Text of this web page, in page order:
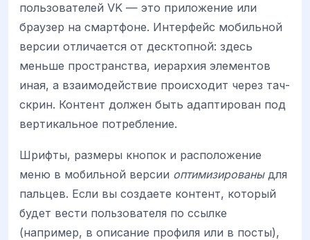
пользователей VK — это приложение или
браузер на смартфоне. Интерфейс мобильной
версии отличается от десктопной: здесь
меньше пространства, иерархия элементов
иная, а взаимодействие происходит через тач-
скрин. Контент должен быть адаптирован под
вертикальное потребление.
Шрифты, размеры кнопок и расположение
меню в мобильной версии оптимизированыдля
пальцев. Если вы создаете контент, который
будет вести пользователя по ссылке
(например, в описание профиля или в посты),